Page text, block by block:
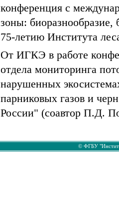
конференция с
зоны: биоразнообразие,
75-летию Института
От ИГКЭ в работе
отдела мониторинга
нарушенных
парниковых газов и
России" (соавтор П.Д.
© ФГБУ